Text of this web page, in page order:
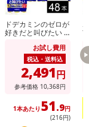
※必ずご確認くだ
時点での情報となります。
ドデカミンのゼロが
好きだと叫びたい P
お試し費用
税込・送料込
2,491円
参考価格 10,368円
1本あたり 51.9円
(216円)